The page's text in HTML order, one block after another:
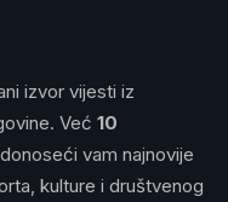
izvor vijesti iz
Već 10
vam najnovije
kulture i društvenog